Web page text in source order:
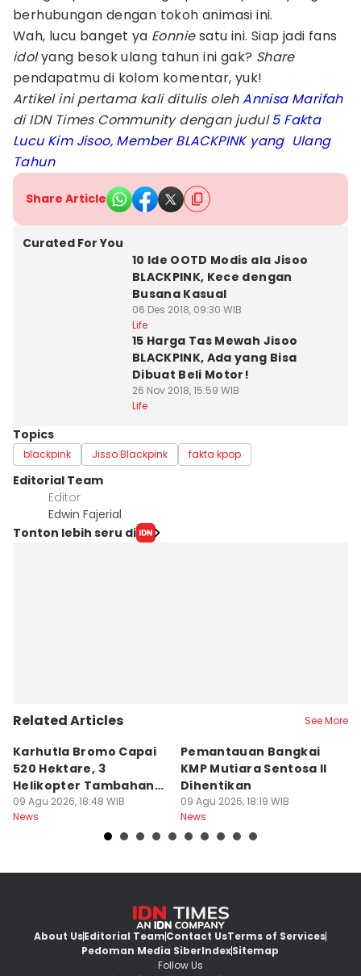
berhubungan dengan tokoh animasi ini.
Wah, lucu banget ya Eonniesatu ini. Siap jadi fans
idolyang besok ulang tahun ini gak? Share
pendapatmu di kolom komentar, yuk!
Artikel ini pertama kali ditulis olehAnnisa Marifah
di IDN Times Community dengan judul5 Fakta
Lucu Kim Jisoo, Member BLACKPINK yang Ulang
Tahun
Share Article
Curated For You
10 Ide OOTD Modis ala Jisoo
BLACKPINK, Kece dengan
Busana Kasual
06 Des 2018, 09:30 WIB
Life
15 Harga Tas Mewah Jisoo
BLACKPINK, Ada yang Bisa
Dibuat Beli Motor!
26 Nov 2018, 15:59 WIB
Life
Topics
blackpink Jisso Blackpink fakta kpop
Editorial Team
Editor
Edwin Fajerial
Tonton lebih seru di
Related Articles See More
Karhutla Bromo Capai
520 Hektare, 3
Helikopter Tambahan
Diterjunkan
09 Agu 2026, 18:48 WIB
News
Pemantauan Bangkai
KMP Mutiara Sentosa II
Dihentikan
09 Agu 2026, 18:19 WIB
News
About UsEditorial TeamContact UsTerms of Services
Pedoman Media SiberIndexSitemap
Follow Us